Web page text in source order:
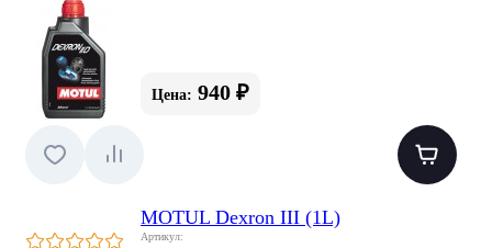
Цена: 940 ₽
MOTUL Dexron III (1L)
Артикул: